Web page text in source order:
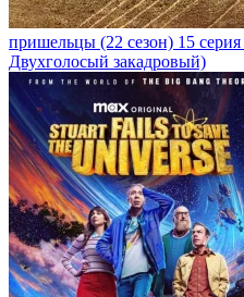
пришельцы (22 сезон) 15 серия
Двухголосый закадровый)